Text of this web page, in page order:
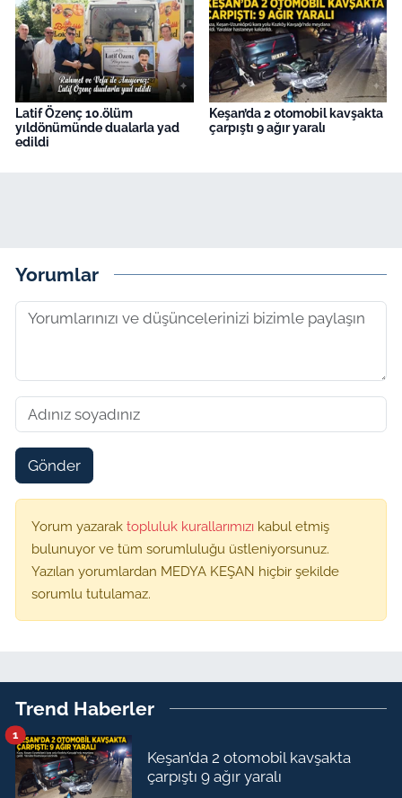
Latif Özenç 10.ölüm
yıldönümünde dualarla yad
edildi
Keşan’da 2 otomobil kavşakta
çarpıştı 9 ağır yaralı
Yorumlar
Gönder
Yorum yazarak topluluk kurallarımızı kabul etmiş
bulunuyor ve tüm sorumluluğu üstleniyorsunuz.
Yazılan yorumlardan MEDYA KEŞAN hiçbir şekilde
sorumlu tutulamaz.
Trend Haberler
Keşan’da 2 otomobil kavşakta
çarpıştı 9 ağır yaralı
1